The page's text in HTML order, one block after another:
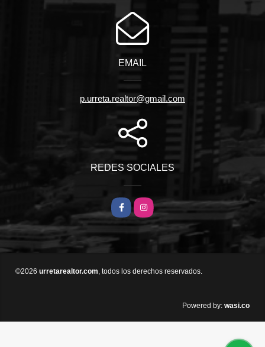
EMAIL
p.urreta.realtor@gmail.com
REDES SOCIALES
FacebookInstagram
©2026 urretarealtor.com, todos los derechos reservados.
Powered by: wasi.co